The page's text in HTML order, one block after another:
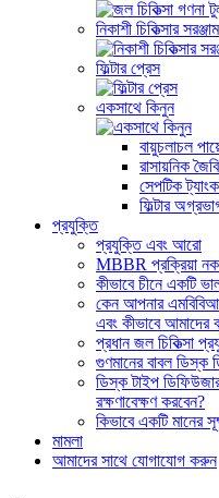
নিকাশী চিকিত্সার সরঞ্জাম
ফিল্টার প্রেস
একসাথে কিনুন
বায়ুচলাচল
রাসায়নিক
সেপটিক
ফিল্টার
প্রযুক্তি
প্রযুক্তি এবং আরো
MBBR প্রক্রিয়া
কীভাবে চীনে একটি
কেন আপনার
এবং কীভাবে আমাদের
প্রধান জল চিকিত্সা
গুণমানের বাবল ডিস্ক
ডিস্ক টাইপ
রক্ষণাবেক্ষণ করবেন?
কিভাবে একটি মানের
মামলা
আমাদের সাথে যোগাযোগ করুন